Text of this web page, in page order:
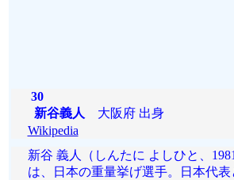
30
新谷義人 大阪府 出身
Wikipedia
新谷 義人（しんたに よしひと、
は、日本の重量挙げ選手。日本代表